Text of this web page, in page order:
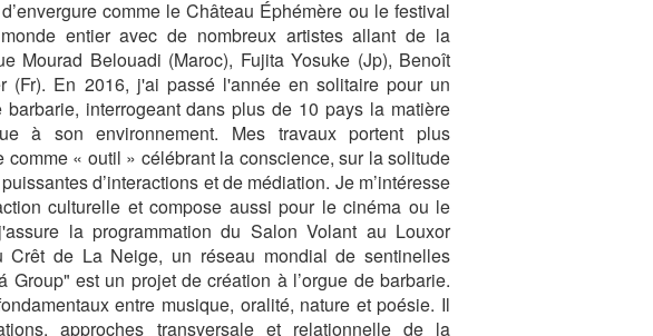
comme le Château Éphémère ou le festival
entier avec de nombreux artistes allant de la
Mourad Belouadi (Maroc), Fujita Yosuke (Jp), Benoît
(Fr). En 2016, j'ai passé l'année en solitaire pour un
interrogeant dans plus de 10 pays la matière
à son environnement. Mes travaux portent plus
« outil » célébrant la conscience, sur la solitude
d’interactions et de médiation. Je m’intéresse
culturelle et compose aussi pour le cinéma ou le
la programmation du Salon Volant au Louxor
de La Neige, un réseau mondial de sentinelles
Group" est un projet de création à l’orgue de barbarie.
entre musique, oralité, nature et poésie. Il
approches transversale et relationnelle de la